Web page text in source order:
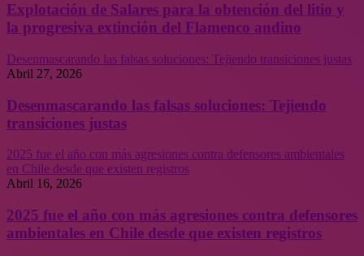
Explotación de Salares para la obtención del litio y
la progresiva extinción del Flamenco andino
Desenmascarando las falsas soluciones: Tejiendo transiciones justas
Abril 27, 2026
Desenmascarando las falsas soluciones: Tejiendo
transiciones justas
2025 fue el año con más agresiones contra defensores ambientales
en Chile desde que existen registros
Abril 16, 2026
2025 fue el año con más agresiones contra defensores
ambientales en Chile desde que existen registros